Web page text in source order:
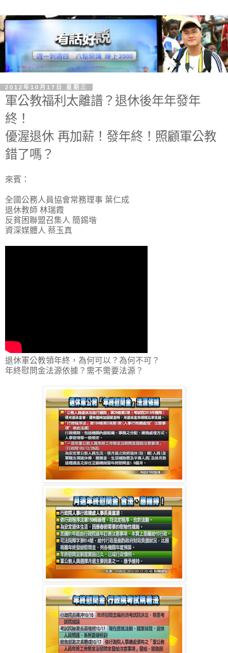
2012年10月17日 星期三
軍公教福利太離譜？退休後年年發年
終！
優渥退休 再加薪！發年終！照顧軍公教
錯了嗎？
來賓：
全國公務人員協會常務理事 葉仁成
退休教師 林瑞霞
反貧困聯盟召集人 簡錫堦
資深媒體人 蔡玉真
退休軍公教領年終，為何可以？為何不可？
年終慰問金法源依據？需不需要法源？